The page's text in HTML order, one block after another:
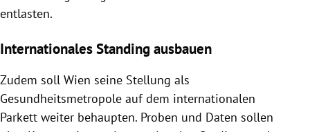
entlasten.
Internationales Standing ausbauen
Zudem soll Wien seine Stellung als
Gesundheitsmetropole auf dem internationalen
Parkett weiter behaupten. Proben und Daten sollen